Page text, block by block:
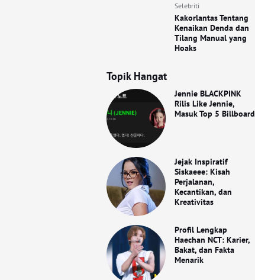
Selebriti
Kakorlantas Tentang
Kenaikan Denda dan
Tilang Manual yang
Hoaks
Topik Hangat
Jennie BLACKPINK
Rilis Like Jennie,
Masuk Top 5 Billboard
Jejak Inspiratif
Siskaeee: Kisah
Perjalanan,
Kecantikan, dan
Kreativitas
Profil Lengkap
Haechan NCT: Karier,
Bakat, dan Fakta
Menarik